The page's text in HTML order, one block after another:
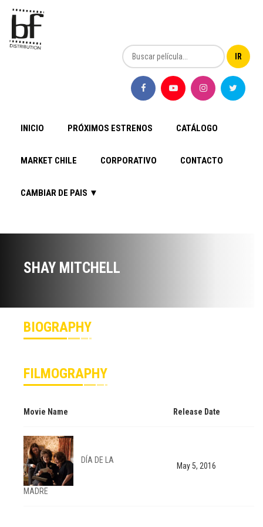
INICIO PRÓXIMOS ESTRENOS CATÁLOGO
MARKET CHILE CORPORATIVO CONTACTO
CAMBIAR DE PAIS ▼
SHAY MITCHELL
BIOGRAPHY
FILMOGRAPHY
Movie Name Release Date
DÍA DE LA
MADRE
May 5, 2016